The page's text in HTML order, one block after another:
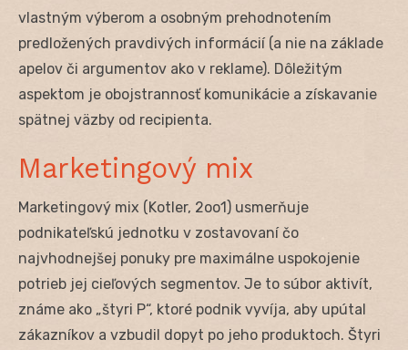
vlastným výberom a osobným prehodnotením
predložených pravdivých informácií (a nie na základe
apelov či argumentov ako v reklame). Dôležitým
aspektom je obojstrannosť komunikácie a získavanie
spätnej väzby od recipienta.
Marketingový mix
Marketingový mix (Kotler, 2oo1) usmerňuje
podnikateľskú jednotku v zostavovaní čo
najvhodnejšej ponuky pre maximálne uspokojenie
potrieb jej cieľových segmentov. Je to súbor aktivít,
známe ako „štyri P“, ktoré podnik vyvíja, aby upútal
zákazníkov a vzbudil dopyt po jeho produktoch. Štyri